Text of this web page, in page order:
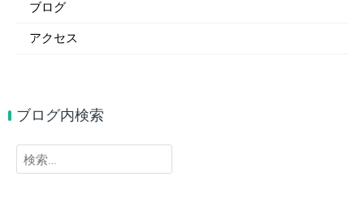
ブログ
アクセス
ブログ内検索
検
索: